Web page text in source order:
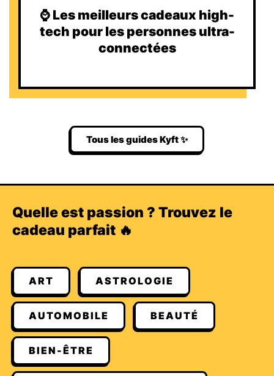
⌚️ Les meilleurs cadeaux high-
tech pour les personnes ultra-
connectées
Tous les guides Kyft ✨
Quelle est passion ? Trouvez le
cadeau parfait 🔥
ART ASTROLOGIE
AUTOMOBILE BEAUTÉ
BIEN-ÊTRE